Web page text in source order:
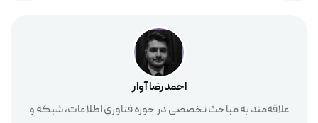
احمدرضا آوار
علاقه‌مند به مباحث تخصصی در حوزه فناوری اطلاعات، شبکه و